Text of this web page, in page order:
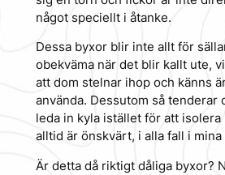
något speciellt i åtanke.
Dessa byxor blir inte allt för
obekväma när det blir kallt ute,
att dom stelnar ihop och känns
använda. Dessutom så tenderar
leda in kyla istället för att
alltid är önskvärt, i alla fall i
Är detta då riktigt dåliga byxor?